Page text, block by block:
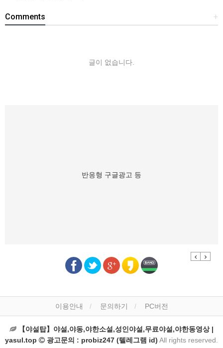
+
Comments
글이 없습니다.
반응형 구글광고 등
Previous
Next
이용안내 문의하기 PC버전
【야설탑】야설,야동,야한소설,성인야설,무료야설,야한동영상 |
yasul.top
광고문의 : probiz247 (텔레그램 id) All rights reserved.